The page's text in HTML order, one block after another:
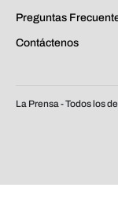
Preguntas
Contáctenos
La Prensa - Todos los